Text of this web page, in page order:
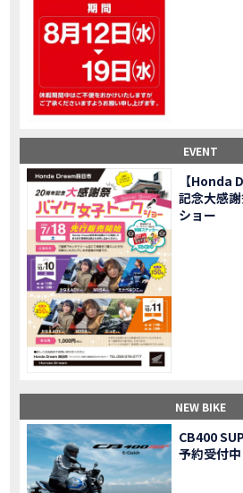
MOVIE 【Monkey125】初めてモンキー！意外な◯◯
NEW BIKE 大型ツアラー「Gold Wing Tour」と特別仕様の 「Gold
【三重県】女性ライダーツーリングを満喫しました｜
MOVIE 【女子ツーの実態】恥ずかし
MOVIE オイル交換に行ったつもりが…
「CRF250L」「CRF250L＜s＞」のカラ
NEW BIKE 軽二輪スーパースポーツモデル「CBR250RR
MOVIE 【Honda Dream鈴鹿】20周年記念・大感謝祭イベント 大人気バイク女子が大集合・・Honda
NEW BIKE PROJECT BIG1 Final Edition
MOVIE 【バイク女子】急遽、愛車とお別れ
MOVIE 【バイク女子】オイル交換だけのつもりが、
EVENT 【Honda Dream 鈴鹿２０周年記念大感謝祭】 多く
MOVIE 【CB650R E-Clutch】X-ADVでDCTに5年乗っ
MOVIE 【カブでアクセル全開】女性ライダーで耐久レース参戦！レース
MOVIE 【新型X-ADV】最初のカスタムはこれ！ガラスコー
三重県下 Honda Dream4店舗に
MOVIE 【速報】2025年モデルHonda X-ADV契約しました
MOVIE 【女子ツーリング】秋の女子ツーリングin鳥
NEW BIKE スーパーカブFinal Edition/
EVENT
【Honda
記念大感
ショー
NEW BIKE
CB400
予約受付中